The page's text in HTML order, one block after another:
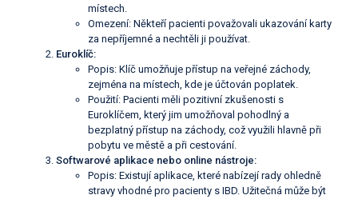
místech.
Omezení: Někteří pacienti považovali ukazování karty
za nepříjemné a nechtěli ji používat.
Euroklíč:
Popis: Klíč umožňuje přístup na veřejné záchody,
zejména na místech, kde je účtován poplatek.
Použití: Pacienti měli pozitivní zkušenosti s
Euroklíčem, který jim umožňoval pohodlný a
bezplatný přístup na záchody, což využili hlavně při
pobytu ve městě a při cestování.
Softwarové aplikace nebo online nástroje:
Popis: Existují aplikace, které nabízejí rady ohledně
stravy vhodné pro pacienty s IBD. Užitečná může být